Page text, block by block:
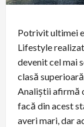
Potrivit ultimei
Lifestyle
devenit cel mai
clasă
Analiștii afirmă
facă din acest
averi mari, dar